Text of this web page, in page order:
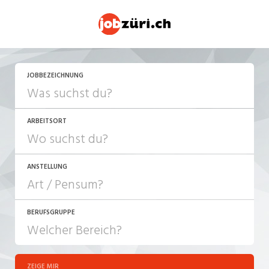
JOBBEZEICHNUNG
ARBEITSORT
ANSTELLUNG
JOB-TYP
Festanstellung
BERUFSGRUPPE
ZEIGE MIR